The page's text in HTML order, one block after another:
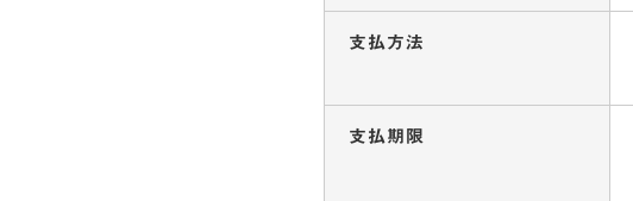
支払方法
支払期限